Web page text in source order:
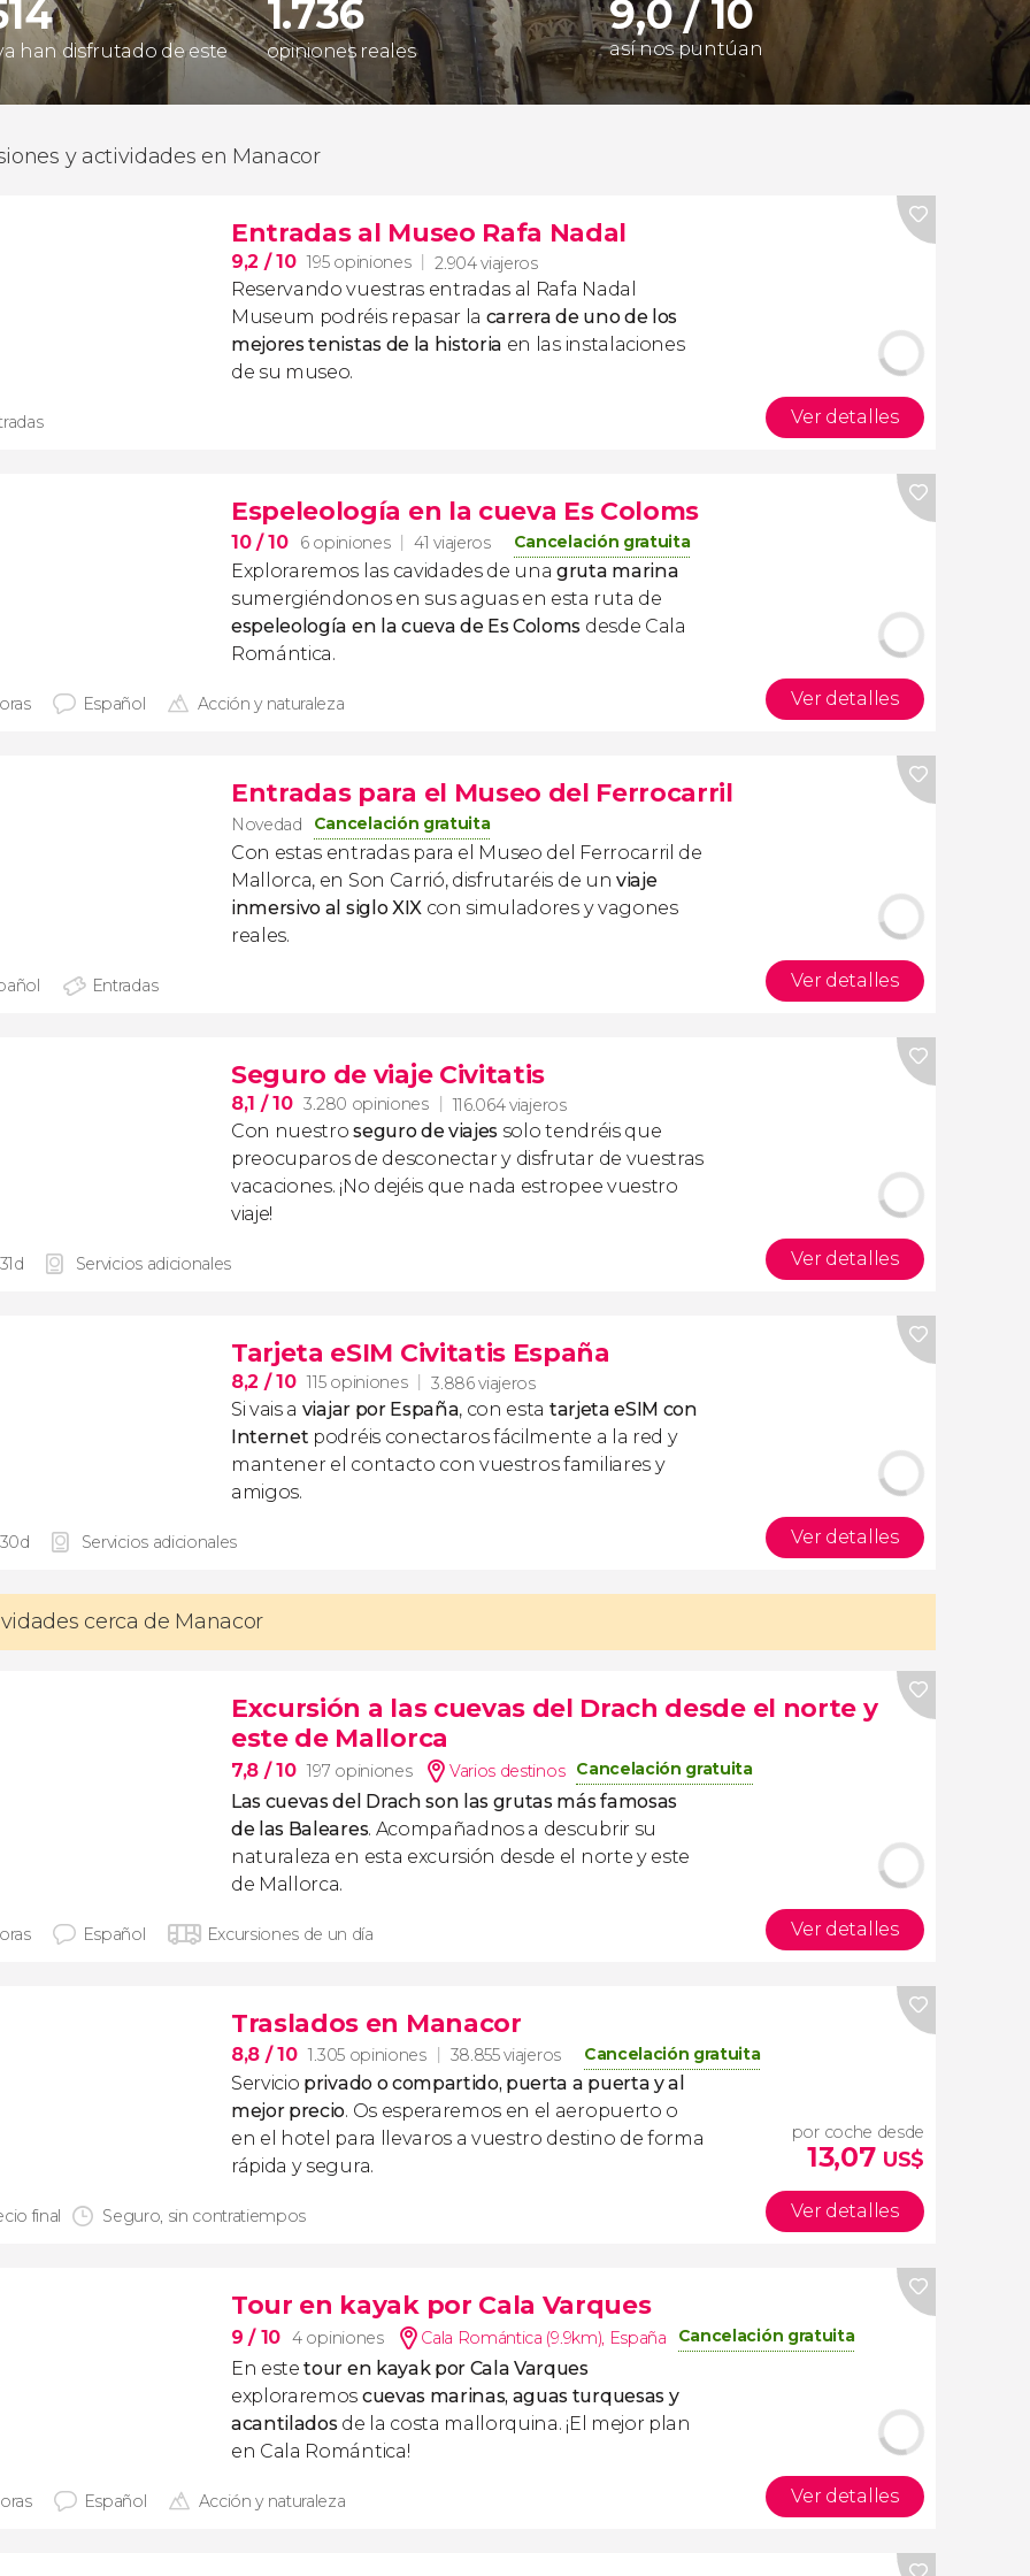
han disfrutado de este
1.736
opiniones reales
9,0 / 10
así nos puntúan
y actividades en Manacor
Entradas al Museo Rafa Nadal
9,2 / 10 195 opiniones 2.904 viajeros
Reservando vuestras entradas al Rafa Nadal
Museum podréis repasar la carrera de uno de los
mejores tenistas de la historia en las instalaciones
de su museo.
Ver detalles
Espeleología en la cueva Es Coloms
10/ 10 6 opiniones 41 viajeros Cancelación gratuita
Exploraremos las cavidades de unagruta marina
sumergiéndonos en sus aguas en esta ruta de
espeleología en la cueva de Es Coloms desde Cala
Romántica.
Español Acción y naturaleza Ver detalles
Entradas para el Museo del Ferrocarril
Novedad Cancelación gratuita
Con estas entradas para el Museo del Ferrocarril de
Mallorca, en Son Carrió, disfrutaréis de un viaje
inmersivo al siglo XIXcon simuladores y vagones
reales.
Entradas Ver detalles
Seguro de viaje Civitatis
8,1 / 10 3.280 opiniones 116.064 viajeros
Con nuestroseguro de viajes solo tendréis que
preocuparos de desconectar y disfrutar de vuestras
vacaciones. ¡No dejéis que nada estropee vuestro
viaje!
Servicios adicionales Ver detalles
Tarjeta eSIM Civitatis España
8,2 / 10 115 opiniones 3.886 viajeros
Si vais a viajar por España, con esta tarjeta eSIM con
Internet podréis conectaros fácilmente a la red y
mantener el contacto con vuestros familiares y
amigos.
Servicios adicionales Ver detalles
cerca de Manacor
Excursión a las cuevas del Drach desde el norte y
este de Mallorca
7,8 / 10 197 opiniones Varios destinos Cancelación gratuita
Las cuevas del Drach son las grutas más famosas
de las Baleares. Acompañadnos a descubrir su
naturaleza en esta excursión desde el norte y este
de Mallorca.
Español Excursiones de un día Ver detalles
Traslados en Manacor
8,8 / 10 1.305 opiniones 38.855 viajeros Cancelación gratuita
Servicio privado o compartido, puerta a puerta y al
mejor precio. Os esperaremos en el aeropuerto o
en el hotel para llevaros a vuestro destino de forma
rápida y segura.
final Seguro, sin contratiempos
por coche desde
13,07 US$
Ver detalles
Tour en kayak por Cala Varques
9/ 10 4 opiniones Cala Romántica (9.9km), España Cancelación gratuita
En estetour en kayak por Cala Varques
exploraremos cuevas marinas, aguas turquesas y
acantiladosde la costa mallorquina. ¡El mejor plan
en Cala Romántica!
Español Acción y naturaleza Ver detalles